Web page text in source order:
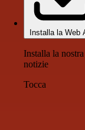
Installa la Web
Installa la
notizie
Tocca